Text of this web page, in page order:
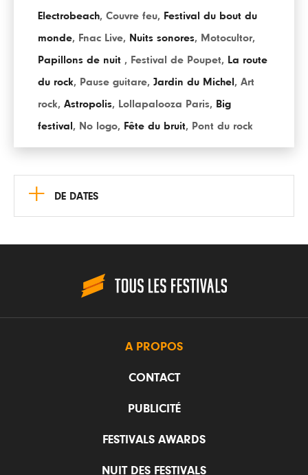
Electrobeach, Couvre feu, Festival du bout du
monde, Fnac Live, Nuits sonores, Motocultor,
Papillons de nuit , Festival de Poupet, La route
du rock, Pause guitare, Jardin du Michel , Art
rock, Astropolis, Lollapalooza Paris, Big
festival , No logo, Fête du bruit, Pont du rock
+ DE DATES
A PROPOS
CONTACT
PUBLICITÉ
FESTIVALS AWARDS
NUIT DES FESTIVALS